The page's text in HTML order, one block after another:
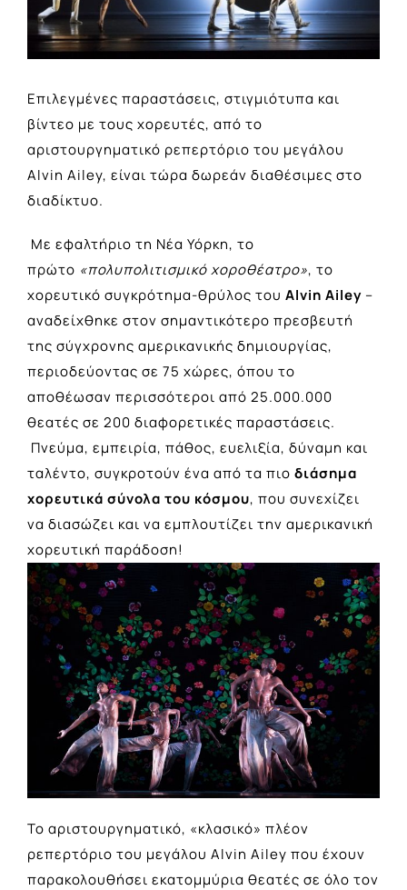
Επιλεγμένες παραστάσεις, στιγμιότυπα και
βίντεο με τους χορευτές, από το
αριστουργηματικό ρεπερτόριο του μεγάλου
Alvin Ailey, είναι τώρα δωρεάν διαθέσιμες στο
διαδίκτυο.
Με εφαλτήριο τη Νέα Υόρκη, το
πρώτο «πολυπολιτισμικό χοροθέατρο», το
χορευτικό συγκρότημα-θρύλος του Alvin Ailey –
αναδείχθηκε στον σημαντικότερο πρεσβευτή
της σύγχρονης αμερικανικής δημιουργίας,
περιοδεύοντας σε 75 χώρες, όπου το
αποθέωσαν περισσότεροι από 25.000.000
θεατές σε 200 διαφορετικές παραστάσεις.
Πνεύμα, εμπειρία, πάθος, ευελιξία, δύναμη και
ταλέντο, συγκροτούν ένα από τα πιο διάσημα
χορευτικά σύνολα του κόσμου, που συνεχίζει
να διασώζει και να εμπλουτίζει την αμερικανική
χορευτική παράδοση!
Το αριστουργηματικό, «κλασικό» πλέον
ρεπερτόριο του μεγάλου Alvin Ailey που έχουν
παρακολουθήσει εκατομμύρια θεατές σε όλο τον